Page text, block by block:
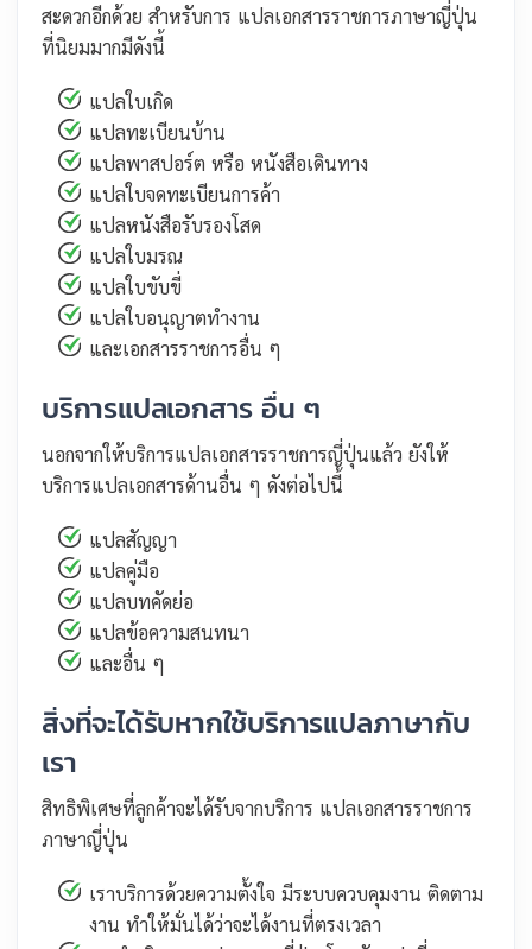
สะดวกอีกด้วย สำหรับการ แปลเอกสารราชการภาษาญี่ปุ่น
ที่นิยมมากมีดังนี้
แปลใบเกิด
แปลทะเบียนบ้าน
แปลพาสปอร์ต หรือ หนังสือเดินทาง
แปลใบจดทะเบียนการค้า
แปลหนังสือรับรองโสด
แปลใบมรณ
แปลใบขับขี่
แปลใบอนุญาตทำงาน
และเอกสารราชการอื่น ๆ
บริการแปลเอกสาร อื่น ๆ
นอกจากให้บริการแปลเอกสารราชการญี่ปุ่นแล้ว ยังให้
บริการแปลเอกสารด้านอื่น ๆ ดังต่อไปนี้
แปลสัญญา
แปลคู่มือ
แปลบทคัดย่อ
แปลข้อความสนทนา
และอื่น ๆ
สิ่งที่จะได้รับหากใช้บริการแปลภาษากับ
เรา
สิทธิพิเศษที่ลูกค้าจะได้รับจากบริการ แปลเอกสารราชการ
ภาษาญี่ปุ่น
เราบริการด้วยความตั้งใจ มีระบบควบคุมงาน ติดตาม
งาน ทำให้มั่นได้ว่าจะได้งานที่ตรงเวลา